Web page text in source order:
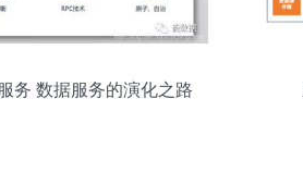
务 数据服务的演化之路